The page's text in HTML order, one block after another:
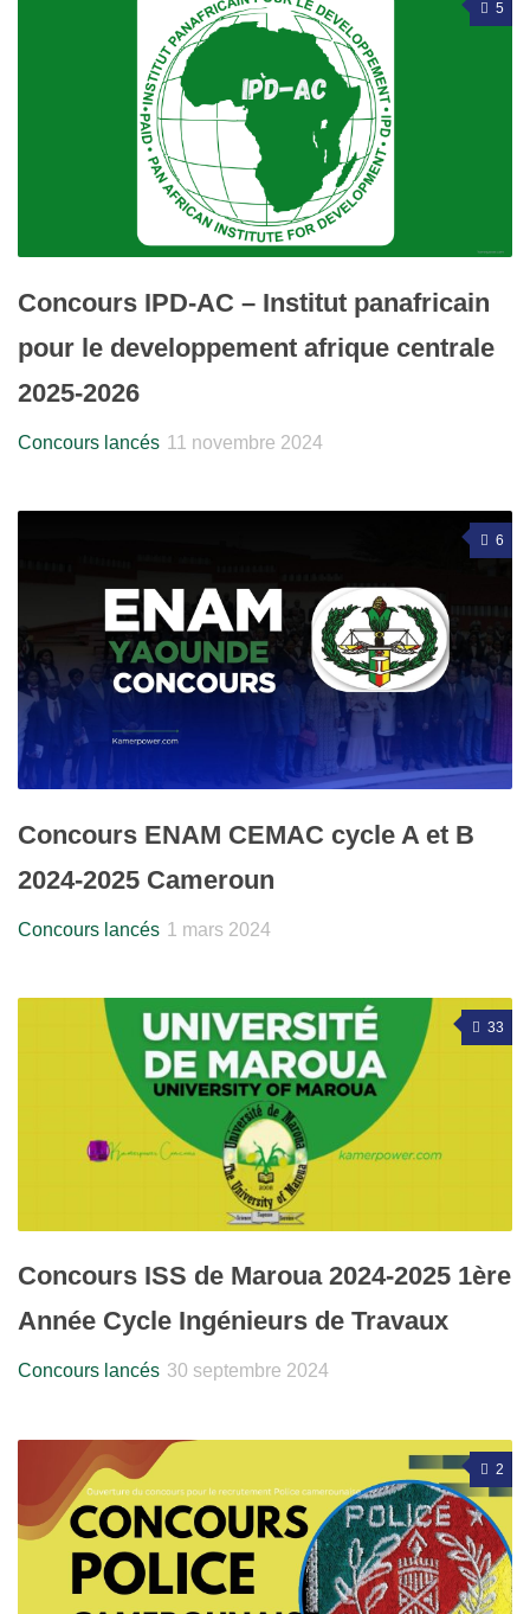
5
Concours IPD-AC – Institut panafricain
pour le developpement afrique centrale
2025-2026
Concours lancés 11 novembre 2024
6
Concours ENAM CEMAC cycle A et B
2024-2025 Cameroun
Concours lancés 1 mars 2024
33
Concours ISS de Maroua 2024-2025 1ère
Année Cycle Ingénieurs de Travaux
Concours lancés 30 septembre 2024
2